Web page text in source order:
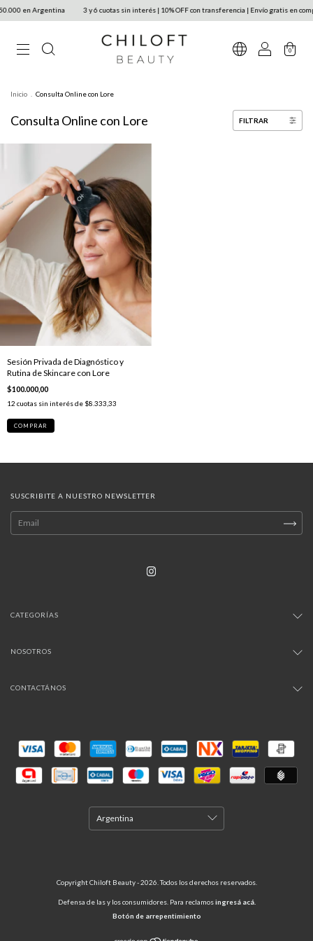
en Argentina 3 y 6 cuotas sin interés | 10% OFF con transferencia | Envío gratis en
0
Inicio Consulta Online con Lore
Consulta Online con Lore FILTRAR
Sesión Privada de Diagnóstico y
Rutina de Skincare con Lore
$100.000,00
12 cuotas sin interés de $8.333,33
SUSCRIBITE A NUESTRO NEWSLETTER
CATEGORÍAS
NOSOTROS
CONTACTÁNOS
Copyright Chiloft Beauty - 2026. Todos los derechos reservados.
Defensa de las y los consumidores. Para reclamos ingresá acá.
Botón de arrepentimiento